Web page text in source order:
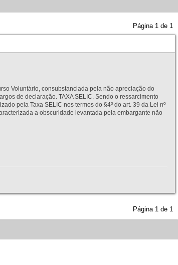
Página 1 de 1
Voluntário, consubstanciada pela não apreciação do
de declaração. TAXA SELIC. Sendo o ressarcimento
pela Taxa SELIC nos termos do §4º do art. 39 da Lei nº
a obscuridade levantada pela embargante não
Página 1 de 1